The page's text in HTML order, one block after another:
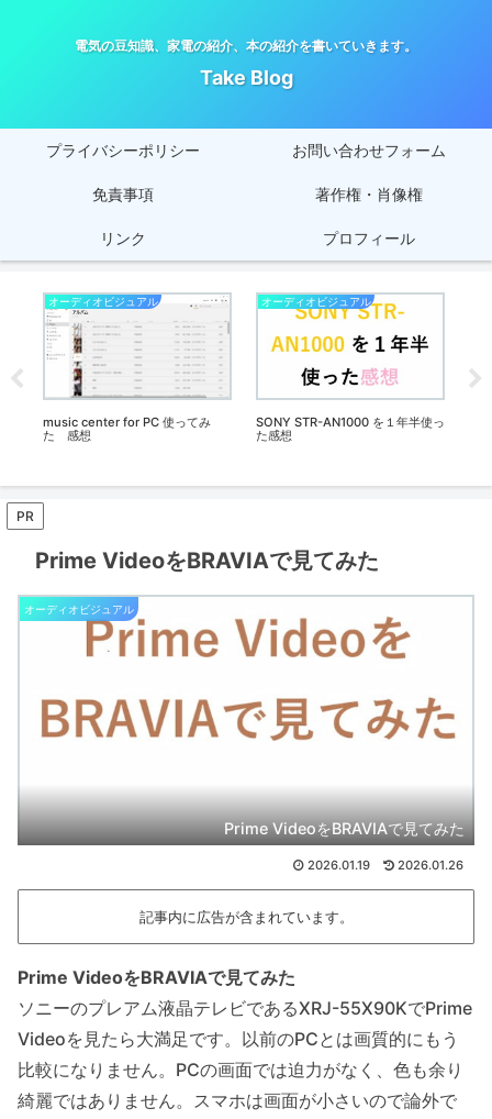
電気の豆知識、家電の紹介、本の紹介を書いていきます。
Take Blog
プライバシーポリシー お問い合わせフォーム
免責事項 著作権・肖像権
リンク プロフィール
オーディオビジュアル
music center for PC 使ってみ
た 感想
オーディオビジュアル
SONY STR-AN1000 を１年半使っ
た感想
PR
Prime VideoをBRAVIAで見てみた
オーディオビジュアル
Prime VideoをBRAVIAで見てみた
2026.01.19 2026.01.26
記事内に広告が含まれています。
Prime VideoをBRAVIAで見てみた
ソニーのプレアム液晶テレビであるXRJ-55X90KでPrime
Videoを見たら大満足です。以前のPCとは画質的にもう
比較になりません。PCの画面では迫力がなく、色も余り
綺麗ではありません。スマホは画面が小さいので論外で